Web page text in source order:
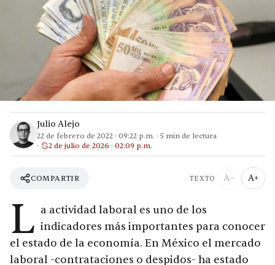
Julio Alejo
22 de febrero de 2022 · 09:22 p.m. · 5 min de lectura
2 de julio de 2026 · 02:09 p.m.
COMPARTIR TEXTO A− A+
L a actividad laboral es uno de los
indicadores más importantes para conocer
el estado de la economía. En México el mercado
laboral -contrataciones o despidos- ha estado